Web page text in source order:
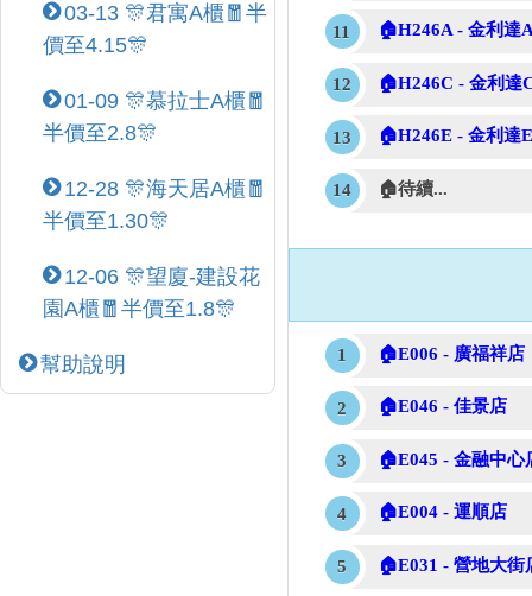
03-13 🎊君寓A櫃🧧半
價至4.15🎊
01-09 🎊慕拉士A櫃🧧
半價至2.8🎊
12-28 🎊海天居A櫃🧧
半價至1.30🎊
12-06 🎊望廈-建設花
園A櫃🧧半價至1.8🎊
幫助說明
🏠H246A - 金利達
🏠H246C - 金利達
🏠H246E - 金利達
🏠待續...
🏠E006 - 廣福祥店
🏠E046 - 佳景店
🏠E045 - 金融中心
🏠E004 - 運順店
🏠E031 - 營地大街